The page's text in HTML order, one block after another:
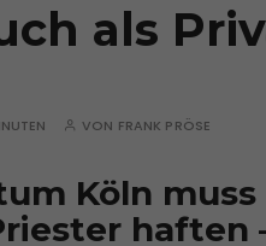
als
VON FRANK PRÖSE
Köln
haften